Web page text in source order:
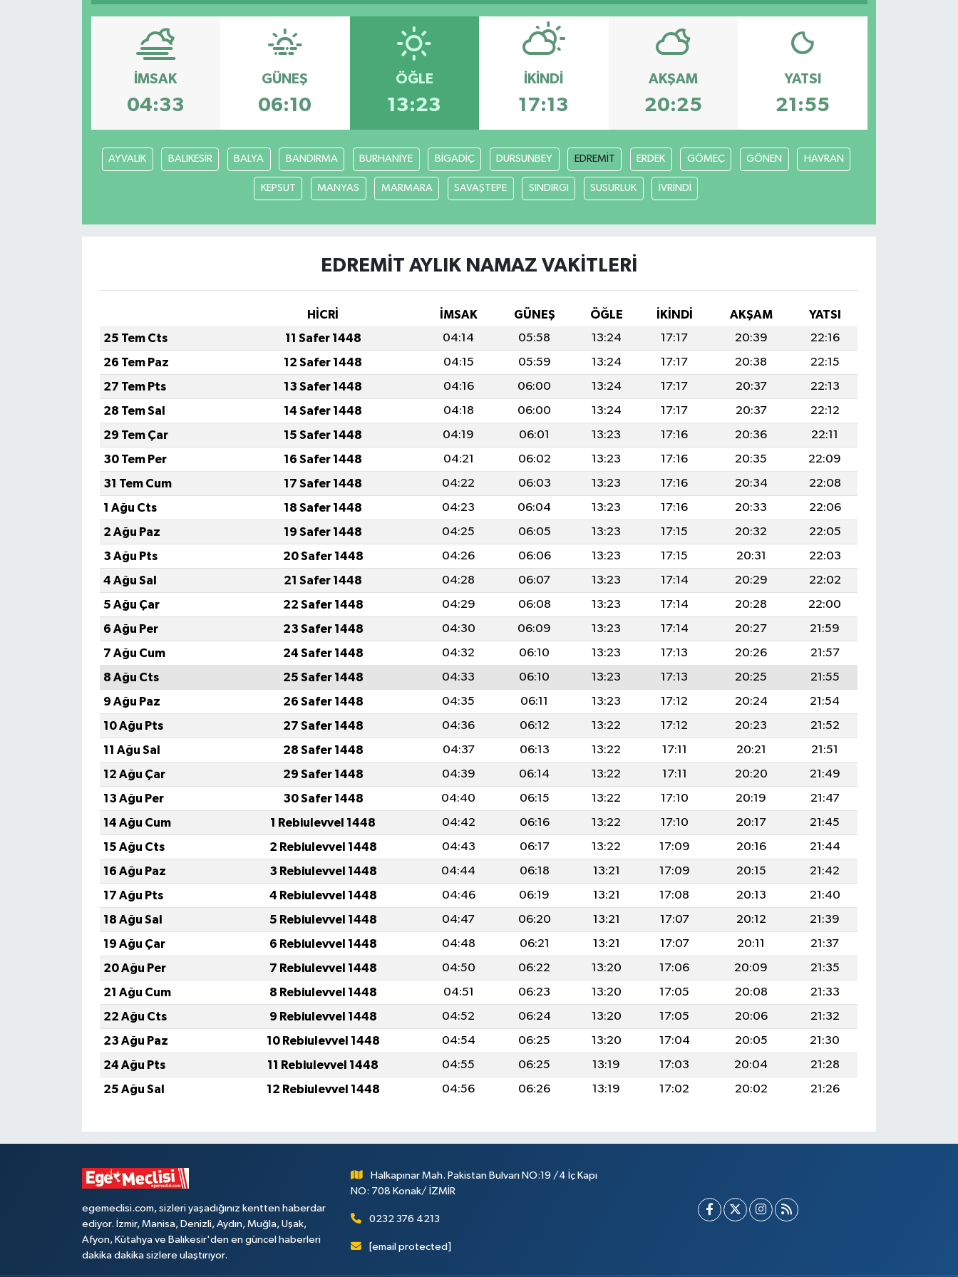
İMSAK
04:33
GÜNEŞ
06:10
ÖĞLE
13:23
İKINDI
17:13
AKŞAM
20:25
YATSI
21:55
AYVALIK BALIKESİR BALYA BANDIRMA BURHANİYE BİGADİÇ DURSUNBEY EDREMİT ERDEK GÖMEÇ GÖNEN HAVRAN
KEPSUT MANYAS MARMARA SAVAŞTEPE SINDIRGI SUSURLUK İVRİNDİ
EDREMİT AYLIK NAMAZ VAKITLERI
HİCRİ İMSAK GÜNEŞ ÖĞLE İKINDI AKŞAM
YATSI
25 Tem Cts
11 Safer 1448 04:14 05:58 13:24 17:17 20:39
22:16
26 Tem Paz
12 Safer 1448 04:15 05:59 13:24 17:17 20:38
22:15
27 Tem Pts
13 Safer 1448 04:16 06:00 13:24 17:17 20:37
22:13
28 Tem Sal
14 Safer 1448 04:18 06:00 13:24 17:17 20:37
22:12
29 Tem Çar
15 Safer 1448 04:19 06:01 13:23 17:16 20:36
22:11
30 Tem Per
16 Safer 1448 04:21 06:02 13:23 17:16 20:35
22:09
31 Tem Cum
17 Safer 1448 04:22 06:03 13:23 17:16 20:34
22:08
1 Ağu Cts
18 Safer 1448 04:23 06:04 13:23 17:16 20:33
22:06
2 Ağu Paz
19 Safer 1448 04:25 06:05 13:23 17:15 20:32
22:05
3 Ağu Pts
20 Safer 1448 04:26 06:06 13:23 17:15 20:31
22:03
4 Ağu Sal
21 Safer 1448 04:28 06:07 13:23 17:14 20:29
22:02
5 Ağu Çar
22 Safer 1448 04:29 06:08 13:23 17:14 20:28
22:00
6 Ağu Per
23 Safer 1448 04:30 06:09 13:23 17:14 20:27
21:59
7 Ağu Cum
24 Safer 1448 04:32 06:10 13:23 17:13 20:26
21:57
8 Ağu Cts
25 Safer 1448 04:33 06:10 13:23 17:13 20:25
21:55
9 Ağu Paz
26 Safer 1448 04:35 06:11 13:23 17:12 20:24
21:54
10 Ağu Pts
27 Safer 1448 04:36 06:12 13:22 17:12 20:23
21:52
11 Ağu Sal
28 Safer 1448 04:37 06:13 13:22 17:11 20:21
21:51
12 Ağu Çar
29 Safer 1448 04:39 06:14 13:22 17:11 20:20
21:49
13 Ağu Per
30 Safer 1448 04:40 06:15 13:22 17:10 20:19
21:47
14 Ağu Cum
1 Rebiulevvel 1448 04:42 06:16 13:22 17:10 20:17
21:45
15 Ağu Cts
2 Rebiulevvel 1448 04:43 06:17 13:22 17:09 20:16
21:44
16 Ağu Paz
3 Rebiulevvel 1448 04:44 06:18 13:21 17:09 20:15
21:42
17 Ağu Pts
4 Rebiulevvel 1448 04:46 06:19 13:21 17:08 20:13
21:40
18 Ağu Sal
5 Rebiulevvel 1448 04:47 06:20 13:21 17:07 20:12
21:39
19 Ağu Çar
6 Rebiulevvel 1448 04:48 06:21 13:21 17:07 20:11
21:37
20 Ağu Per
7 Rebiulevvel 1448 04:50 06:22 13:20 17:06 20:09
21:35
21 Ağu Cum
8 Rebiulevvel 1448 04:51 06:23 13:20 17:05 20:08
21:33
22 Ağu Cts
9 Rebiulevvel 1448 04:52 06:24 13:20 17:05 20:06
21:32
23 Ağu Paz
10 Rebiulevvel 1448 04:54 06:25 13:20 17:04 20:05
21:30
24 Ağu Pts
11 Rebiulevvel 1448 04:55 06:25 13:19 17:03 20:04
21:28
25 Ağu Sal
12 Rebiulevvel 1448 04:56 06:26 13:19 17:02 20:02 21:26
egemeclisi.com, sizleri yaşadığınız kentten haberdar
ediyor. İzmir, Manisa, Denizli, Aydın, Muğla, Uşak,
Afyon, Kütahya ve Balıkesir'den en güncel haberleri
dakika dakika sizlere ulaştırıyor.
Halkapınar Mah. Pakistan Bulvarı NO:19 /4 İç Kapı
NO: 708 Konak/ İZMİR
0232 376 4213
[email protected]